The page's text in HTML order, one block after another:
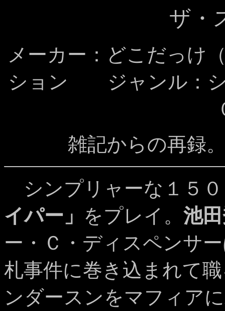
ザ・
メーカー：どこだっ
ション ジャンル：
雑記からの再録
シンプリャーな１５
イパー」 をプレイ。 池
ー・Ｃ・ディスペンサ
札事件に巻き込まれて
ンダースンをマフィア